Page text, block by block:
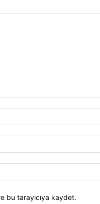
bu tarayıcıya kaydet.